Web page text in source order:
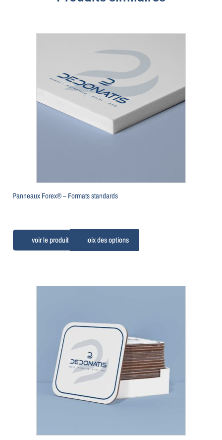
Panneaux Forex® – Formats standards
Choix des options